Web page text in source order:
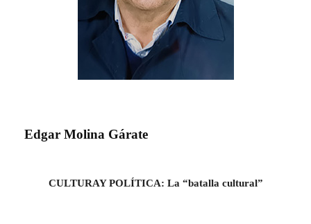
Edgar Molina Gárate
CULTURAY POLÍTICA: La “batalla cultural”